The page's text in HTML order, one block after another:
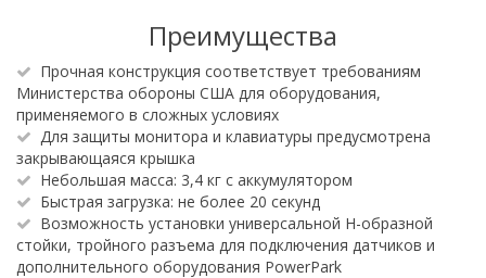
Преимущества
Прочная конструкция соответствует требованиям
Министерства обороны США для оборудования,
применяемого в сложных условиях
Для защиты монитора и клавиатуры предусмотрена
закрывающаяся крышка
Небольшая масса: 3,4 кг с аккумулятором
Быстрая загрузка: не более 20 секунд
Возможность установки универсальной H-образной
стойки, тройного разъема для подключения датчиков и
дополнительного оборудования PowerPark